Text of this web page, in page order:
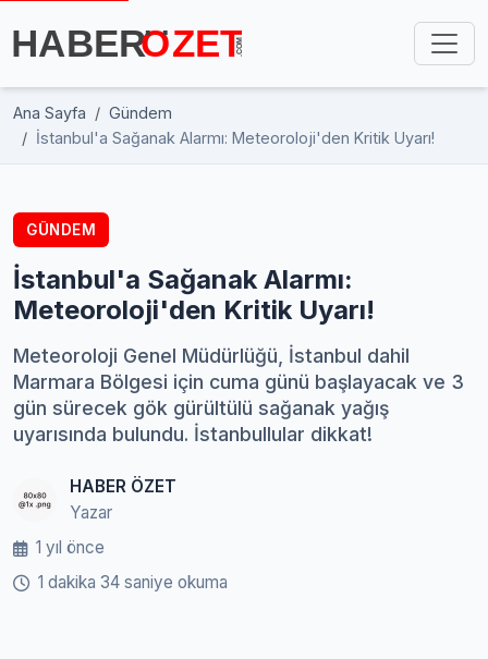
Ana Sayfa
Gündem
İstanbul'a Sağanak Alarmı: Meteoroloji'den Kritik Uyarı!
GÜNDEM
İstanbul'a Sağanak Alarmı:
Meteoroloji'den Kritik Uyarı!
Meteoroloji Genel Müdürlüğü, İstanbul dahil
Marmara Bölgesi için cuma günü başlayacak ve 3
gün sürecek gök gürültülü sağanak yağış
uyarısında bulundu. İstanbullular dikkat!
HABER ÖZET
Yazar
1 yıl önce
1 dakika 34 saniye okuma